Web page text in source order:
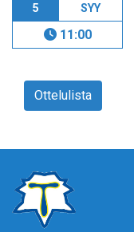
5 SYY
11:00
Ottelulista